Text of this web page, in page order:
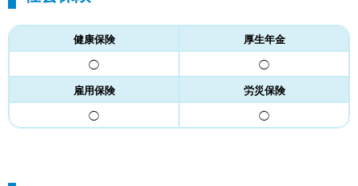
健康保険 厚生年金
◯ ◯
雇用保険 労災保険
◯ ◯